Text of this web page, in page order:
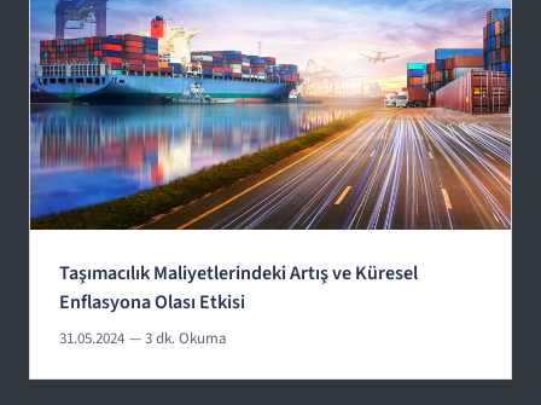
Taşımacılık Maliyetlerindeki Artış ve Küresel
Enflasyona Olası Etkisi
31.05.2024 — 3 dk. Okuma